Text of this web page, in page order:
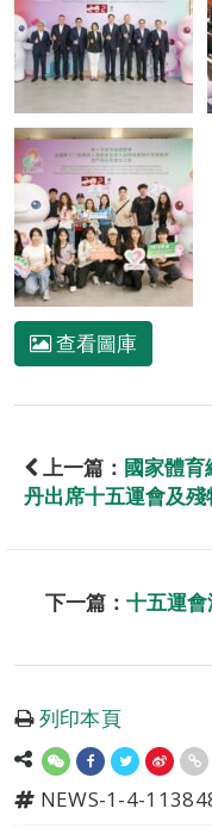
查看圖庫
上一篇： 國家體
丹出席十五運會及
下一篇： 十五運
列印本頁
NEWS-1-4-